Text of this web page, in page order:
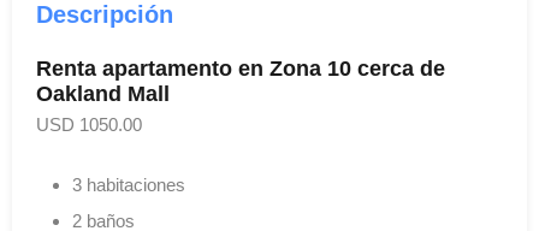
Descripción
Renta apartamento en Zona 10 cerca de
Oakland Mall
USD 1050.00
3 habitaciones
2 baños